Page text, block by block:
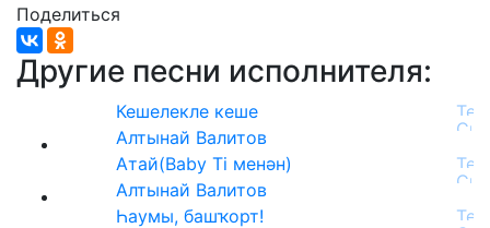
Поделиться
Другие песни исполнителя:
Кешелекле кеше
Алтынай Валитов
Атай(Baby Ti менән)
Алтынай Валитов
Һаумы, башҡорт!